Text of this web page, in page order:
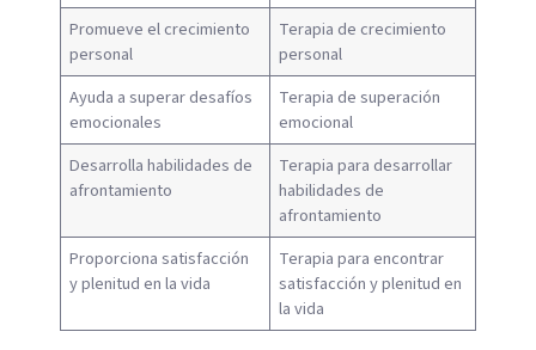
Promueve el crecimiento
personal
Terapia de crecimiento
personal
Ayuda a superar desafíos
emocionales
Terapia de superación
emocional
Desarrolla habilidades de
afrontamiento
Terapia para desarrollar
habilidades de
afrontamiento
Proporciona satisfacción
y plenitud en la vida
Terapia para encontrar
satisfacción y plenitud en
la vida